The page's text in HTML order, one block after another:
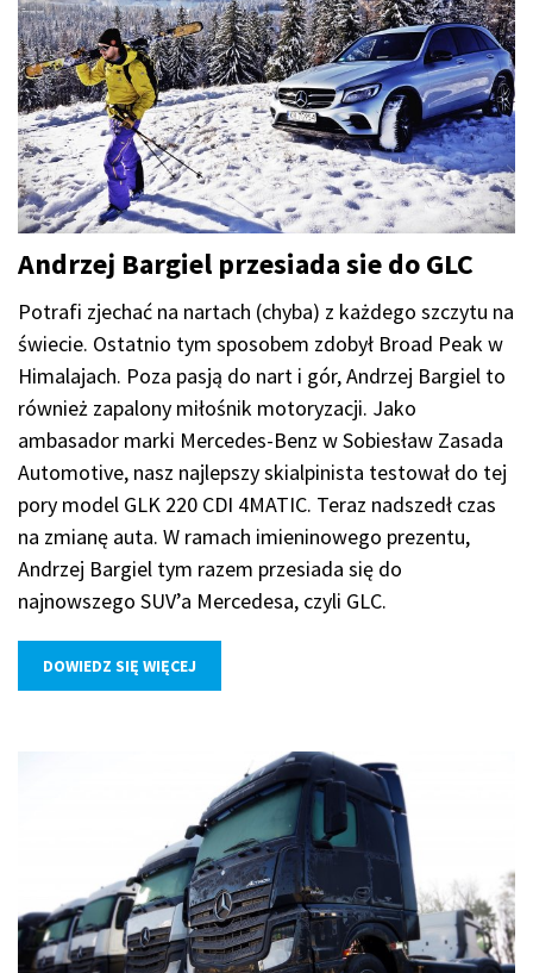
Andrzej Bargiel przesiada sie do GLC
Potrafi zjechać na nartach (chyba) z każdego szczytu na
świecie. Ostatnio tym sposobem zdobył Broad Peak w
Himalajach. Poza pasją do nart i gór, Andrzej Bargiel to
również zapalony miłośnik motoryzacji. Jako
ambasador marki Mercedes-Benz w Sobiesław Zasada
Automotive, nasz najlepszy skialpinista testował do tej
pory model GLK 220 CDI 4MATIC. Teraz nadszedł czas
na zmianę auta. W ramach imieninowego prezentu,
Andrzej Bargiel tym razem przesiada się do
najnowszego SUV’a Mercedesa, czyli GLC.
DOWIEDZ SIĘ WIĘCEJ